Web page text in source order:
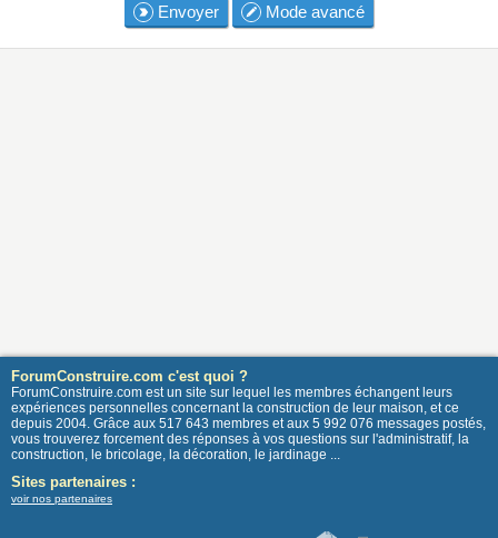
Envoyer Mode avancé
ForumConstruire.com c'est quoi ?
ForumConstruire.com est un site sur lequel les membres échangent leurs
expériences personnelles concernant la construction de leur maison, et ce
depuis 2004. Grâce aux 517 643 membres et aux 5 992 076 messages postés,
vous trouverez forcement des réponses à vos questions sur l'administratif, la
construction, le bricolage, la décoration, le jardinage ...
Sites partenaires :
voir nos partenaires